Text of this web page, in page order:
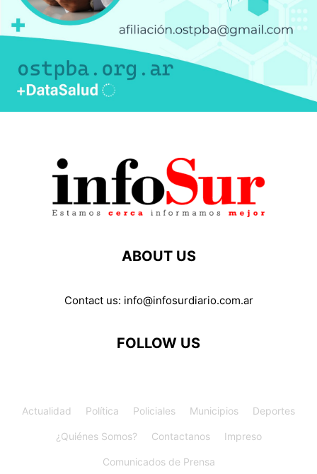
ABOUT US
Contact us: info@infosurdiario.com.ar
FOLLOW US
Actualidad Política Policiales Municipios Deportes
¿Quiénes Somos? Contactanos Impreso
Comunicados de Prensa